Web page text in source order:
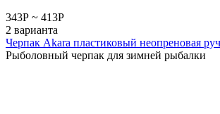
343Р ~ 413Р
2 варианта
Черпак Akara пластиковый неопреновая
Рыболовный черпак для зимней рыбалки